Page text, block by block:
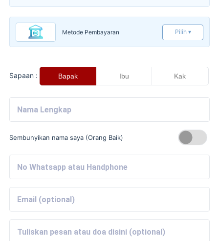
Metode Pembayaran Pilih ▾
Sapaan : Bapak Ibu Kak
Sembunyikan nama saya (Orang Baik)